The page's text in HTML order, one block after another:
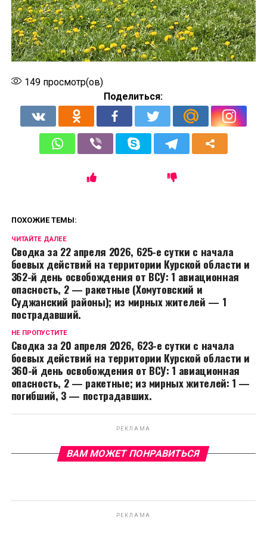
149просмотр(ов)
Поделиться:
ПОХОЖИЕ ТЕМЫ:
ЧИТАЙТЕ ДАЛЕЕ
Сводка за 22 апреля 2026, 625-е сутки с начала
боевых действий на территории Курской области и
362-й день освобождения от ВСУ: 1 авиационная
опасность, 2 — ракетные (Хомутовский и
Суджанский районы); из мирных жителей — 1
пострадавший.
НЕ ПРОПУСТИТЕ
Сводка за 20 апреля 2026, 623-е сутки с начала
боевых действий на территории Курской области и
360-й день освобождения от ВСУ: 1 авиационная
опасность, 2 — ракетные; из мирных жителей: 1 —
погибший, 3 — пострадавших.
РЕКЛАМА
ВАМ МОЖЕТ ПОНРАВИТЬСЯ
РЕКЛАМА